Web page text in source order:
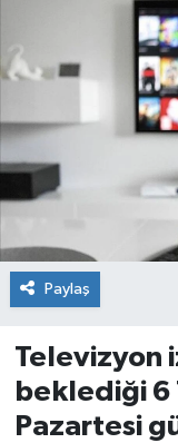
Paylaş
Televizyon
beklediği 6
Pazartesi
Dursunbey
Edremit
EĞİTİM
EKONOMİ
Gömeç
Gönen
Havran